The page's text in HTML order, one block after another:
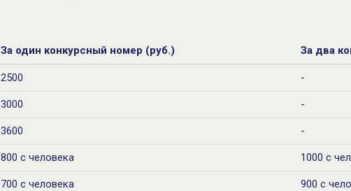
За один конкурсный номер (руб.) За два
2500 -
3000 -
3600 -
800 с человека 1000 с
700 с человека 900 с